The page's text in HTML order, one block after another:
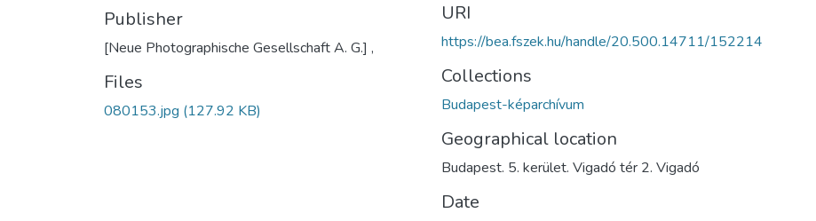
Publisher
[Neue Photographische Gesellschaft A. G.] ,
Files
080153.jpg (127.92 KB)
URI
https://bea.fszek.hu/handle/20.500.14711/152214
Collections
Budapest-képarchívum
Geographical location
Budapest. 5. kerület. Vigadó tér 2. Vigadó
Date